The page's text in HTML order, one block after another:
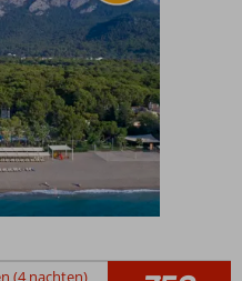
(4 nachten)